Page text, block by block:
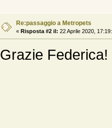
Re:passaggio a Metropets
« Risposta #2 il: 22 Aprile 2020,
Grazie